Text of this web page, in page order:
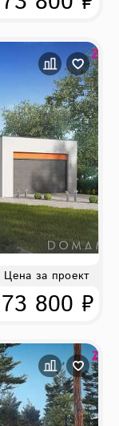
Цена за проект
73 800 ₽